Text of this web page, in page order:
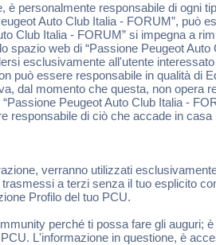
personalmente responsabile di ogni
Auto Club Italia - FORUM”, può
Club Italia - FORUM” si impegna a
web di “Passione Peugeot Auto
esclusivamente all'utente
può essere responsabile in qualità di
dal momento che questa, non opera
Peugeot Auto Club Italia -
responsabile di ciò che accade in
verranno utilizzati
a terzi senza il tuo esplicito
Profilo del tuo PCU.
perché ti possa fare gli auguri;
L'informazione in questione, è